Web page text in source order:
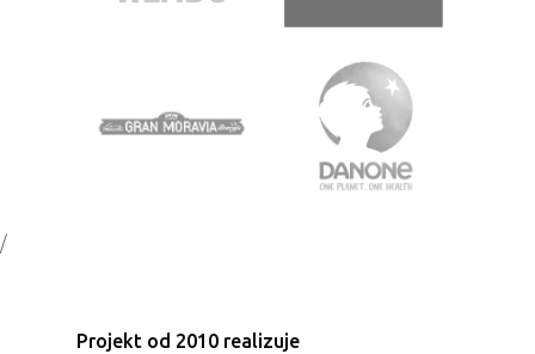
/
Projekt od 2010 realizuje